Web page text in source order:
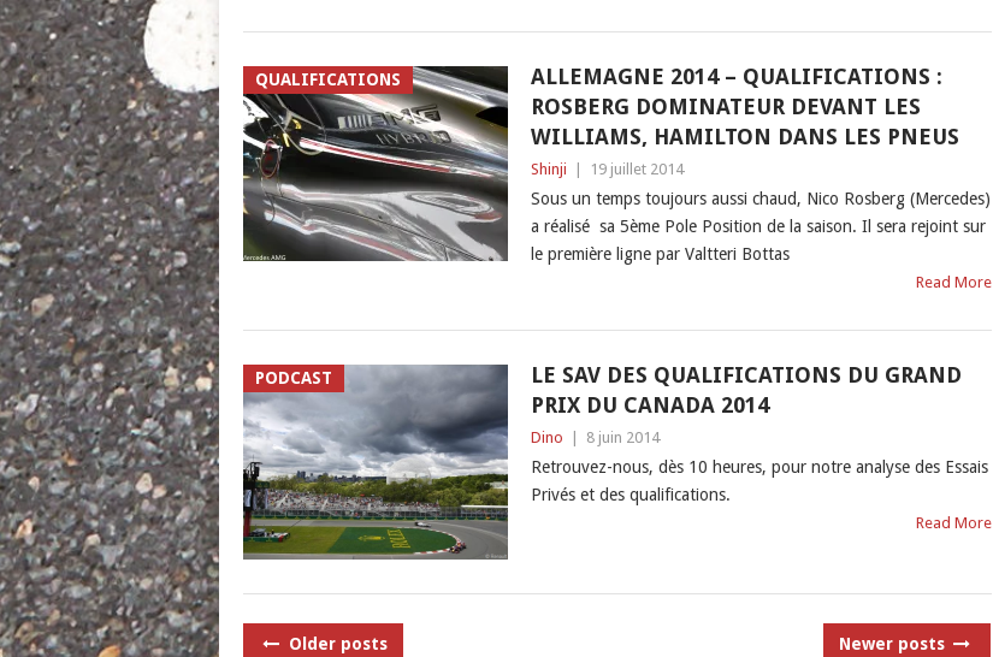
QUALIFICATIONS
ALLEMAGNE 2014 – QUALIFICATIONS :
ROSBERG DOMINATEUR DEVANT LES
WILLIAMS, HAMILTON DANS LES PNEUS
Shinji 19 juillet 2014
Sous un temps toujours aussi chaud, Nico Rosberg (Mercedes)
a réalisé sa 5ème Pole Position de la saison. Il sera rejoint sur
le première ligne par Valtteri Bottas
Read More
PODCAST
LE SAV DES QUALIFICATIONS DU GRAND
PRIX DU CANADA 2014
Dino 8 juin 2014
Retrouvez-nous, dès 10 heures, pour notre analyse des Essais
Privés et des qualifications.
Read More
POSTS
Older posts Newer posts